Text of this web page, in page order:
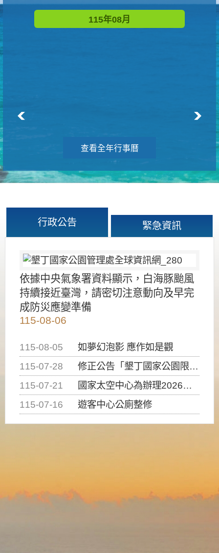
115年08月
查看全年行事曆
行政公告 緊急資訊
依據中央氣象署資料顯示，白海豚颱風
持續接近臺灣，請密切注意動向及早完
成防災應變準備
115-08-06
115-08-05
如夢幻泡影 應作如是觀
115-07-28
修正公告「墾丁國家公園限制水域遊憩活動之種類、範圍、時間及行為」，自即日生效。
115-07-21
國家太空中心為辦理2026台灣盃火箭競賽，陸、海、空域警戒及協調相關事宜，因颱風備案事宜
115-07-16
遊客中心公廁整修